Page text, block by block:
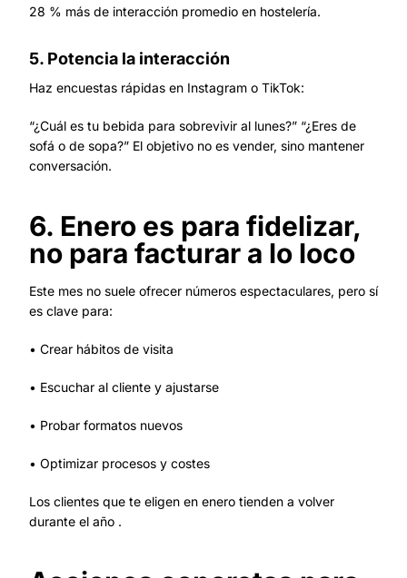
28 % más de interacción promedio en hostelería.
5. Potencia la interacción
Haz encuestas rápidas en Instagram o TikTok:
“¿Cuál es tu bebida para sobrevivir al lunes?” “¿Eres de
sofá o de sopa?” El objetivo no es vender, sino mantener
conversación.
6. Enero es para fidelizar,
no para facturar a lo loco
Este mes no suele ofrecer números espectaculares, pero sí
es clave para:
• Crear hábitos de visita
• Escuchar al cliente y ajustarse
• Probar formatos nuevos
• Optimizar procesos y costes
Los clientes que te eligen en enero tienden a volver
durante el año .